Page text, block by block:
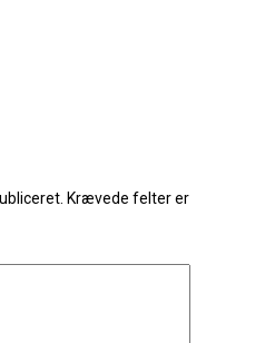
Krævede felter er